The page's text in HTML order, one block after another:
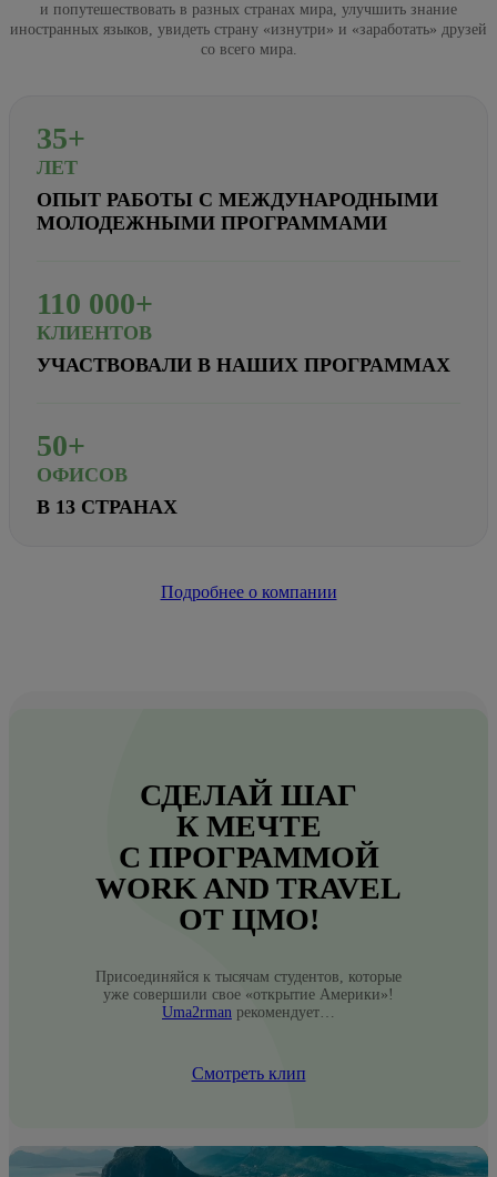
и попутешествовать в разных странах мира, улучшить знание
иностранных языков, увидеть страну «изнутри» и «заработать» друзей
со всего мира.
35+
ЛЕТ
ОПЫТ РАБОТЫ С МЕЖДУНАРОДНЫМИ
МОЛОДЕЖНЫМИ ПРОГРАММАМИ
110 000+
КЛИЕНТОВ
УЧАСТВОВАЛИ В НАШИХ ПРОГРАММАХ
50+
ОФИСОВ
В 13 СТРАНАХ
Подробнее о компании
СДЕЛАЙ ШАГ
К МЕЧТЕ
С ПРОГРАММОЙ
WORK AND TRAVEL
ОТ ЦМО!
Присоединяйся к тысячам студентов, которые
уже совершили свое «открытие Америки»!
Uma2rman рекомендует…
Смотреть клип